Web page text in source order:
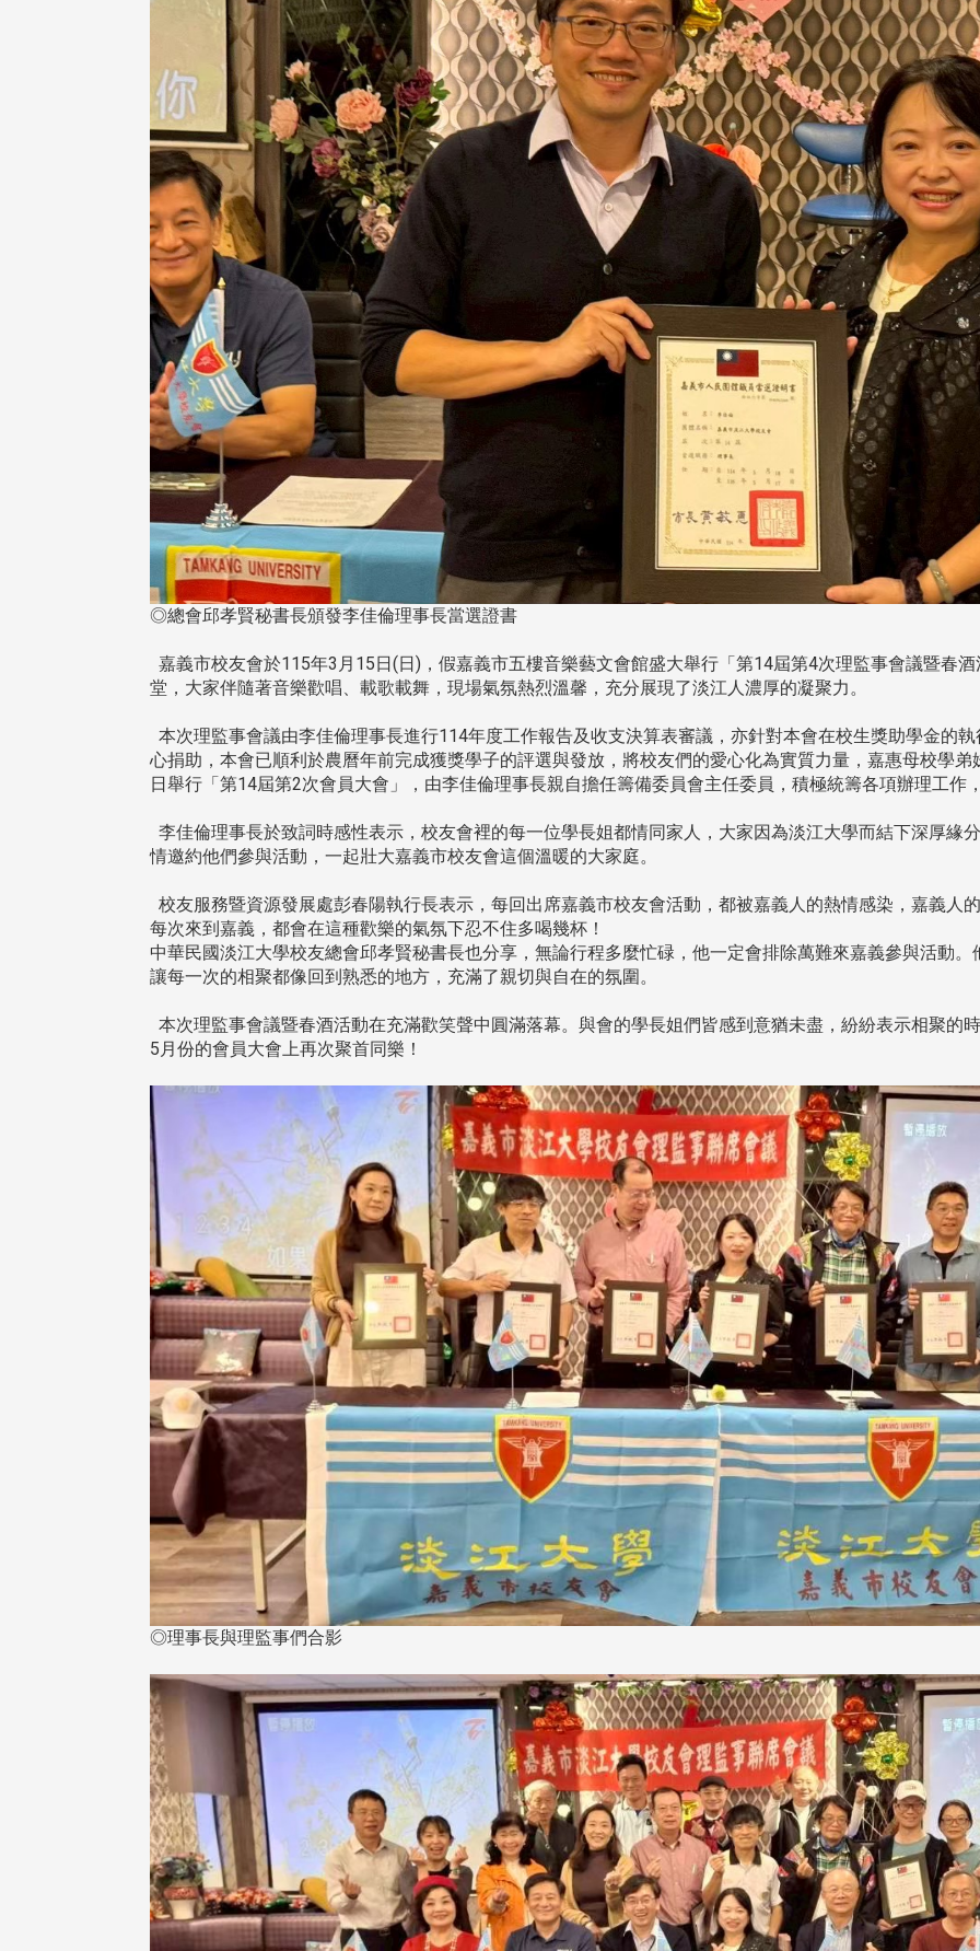
◎總會邱孝賢秘書長頒發李佳倫理事長當選證書
嘉義市校友會於115年3月15日(日)，假嘉義市五樓音樂藝文會館盛大舉行「第14屆第4次理監事會議暨春
堂，大家伴隨著音樂歡唱、載歌載舞，現場氣氛熱烈溫馨，充分展現了淡江人濃厚的凝聚力。
本次理監事會議由李佳倫理事長進行114年度工作報告及收支決算表審議，亦針對本會在校生獎助學金的
心捐助，本會已順利於農曆年前完成獲獎學子的評選與發放，將校友們的愛心化為實質力量，嘉惠母校學
日舉行「第14屆第2次會員大會」，由李佳倫理事長親自擔任籌備委員會主任委員，積極統籌各項辦理工作
李佳倫理事長於致詞時感性表示，校友會裡的每一位學長姐都情同家人，大家因為淡江大學而結下深厚緣
情邀約他們參與活動，一起壯大嘉義市校友會這個溫暖的大家庭。
校友服務暨資源發展處彭春陽執行長表示，每回出席嘉義市校友會活動，都被嘉義人的熱情感染，嘉義人
每次來到嘉義，都會在這種歡樂的氣氛下忍不住多喝幾杯！
中華民國淡江大學校友總會邱孝賢秘書長也分享，無論行程多麼忙碌，他一定會排除萬難來嘉義參與活動
讓每一次的相聚都像回到熟悉的地方，充滿了親切與自在的氛圍。
本次理監事會議暨春酒活動在充滿歡笑聲中圓滿落幕。與會的學長姐們皆感到意猶未盡，紛紛表示相聚的
5月份的會員大會上再次聚首同樂！
◎理事長與理監事們合影